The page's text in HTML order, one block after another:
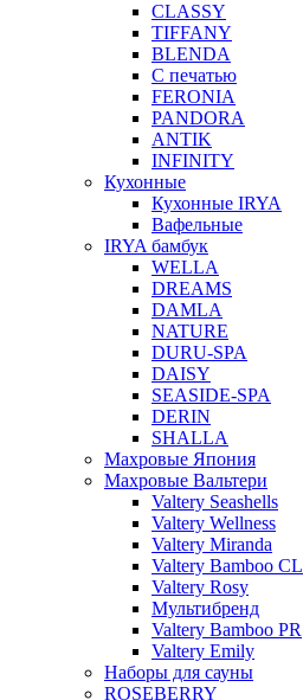
CLASSY
TIFFANY
BLENDA
С печатью
FERONIA
PANDORA
ANTIK
INFINITY
Кухонные
Кухонные IRYA
Вафельные
IRYA бамбук
WELLA
DREAMS
DAMLA
NATURE
DURU-SPA
DAISY
SEASIDE-SPA
DERIN
SHALLA
Махровые Япония
Махровые Вальтери
Valtery Seashells
Valtery Wellness
Valtery Miranda
Valtery Bamboo CL
Valtery Rosy
Мультибренд
Valtery Bamboo PR
Valtery Emily
Наборы для сауны
ROSEBERRY